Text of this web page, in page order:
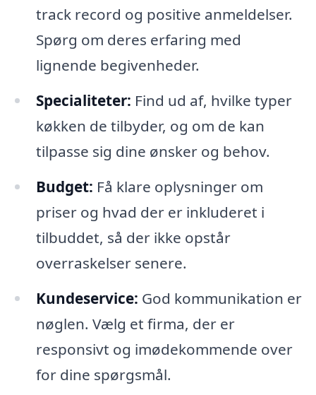
track record og positive anmeldelser.
Spørg om deres erfaring med
lignende begivenheder.
Specialiteter: Find ud af, hvilke typer
køkken de tilbyder, og om de kan
tilpasse sig dine ønsker og behov.
Budget: Få klare oplysninger om
priser og hvad der er inkluderet i
tilbuddet, så der ikke opstår
overraskelser senere.
Kundeservice: God kommunikation er
nøglen. Vælg et firma, der er
responsivt og imødekommende over
for dine spørgsmål.